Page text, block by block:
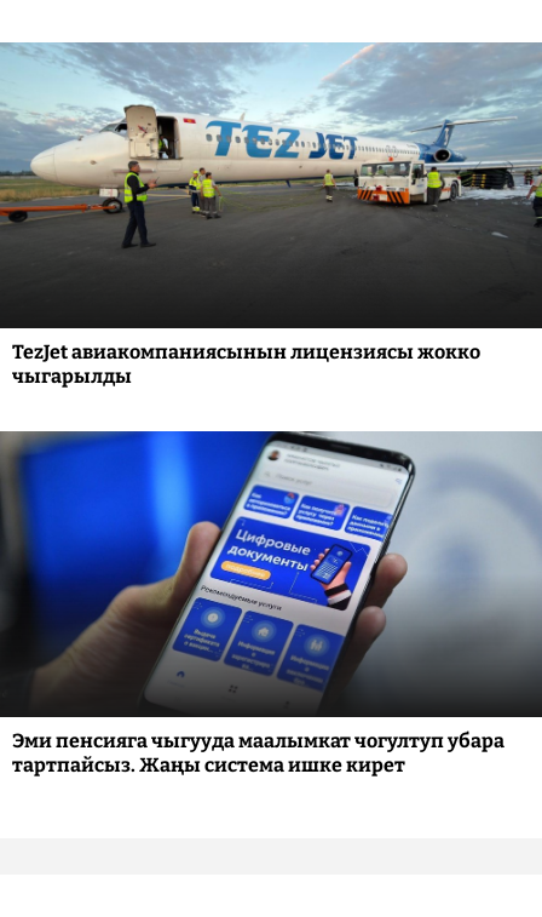
TezJet авиакомпаниясынын лицензиясы жокко
чыгарылды
Эми пенсияга чыгууда маалымкат чогултуп убара
тартпайсыз. Жаңы система ишке кирет